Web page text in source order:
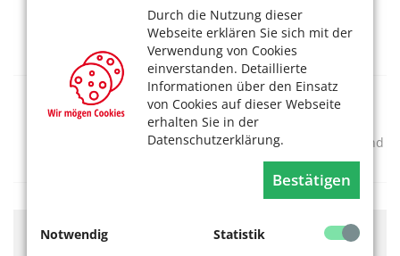
Durch die Nutzung dieser
Webseite erklären Sie sich mit der
Verwendung von Cookies
einverstanden. Detaillierte
Informationen über den Einsatz
von Cookies auf dieser Webseite
erhalten Sie in der
Datenschutzerklärung.
Bestätigen
Notwendig
Statistik
07.08.2026, 20 Uhr
Kölner Philharmonie
SNW Pesch: Boule und Biergarten
07.08.2026, 14.30 Uhr
SeniorenNetzwerk Pesch c/o Caritasverband
Hier könnte Werbung stehen, mit der wir uns